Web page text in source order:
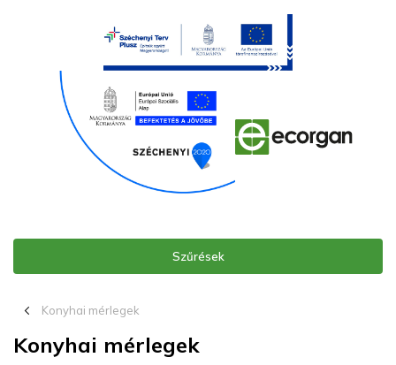
chevron_left_16 Konyhai mérlegek
Konyhai mérlegek
Szűrések